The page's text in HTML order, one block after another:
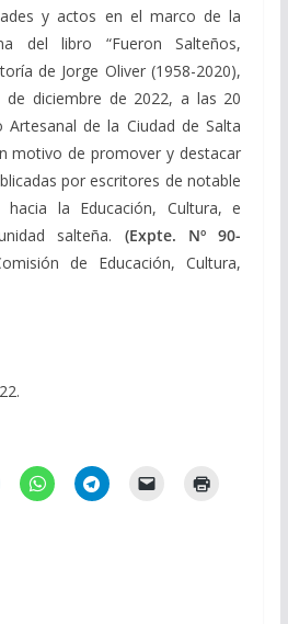
y actos en el marco de la
del libro “Fueron Salteños,
de Jorge Oliver (1958-2020),
diciembre de 2022, a las 20
de la Ciudad de Salta
motivo de promover y destacar
por escritores de notable
la Educación, Cultura, e
salteña. (Expte. Nº 90-
de Educación, Cultura,